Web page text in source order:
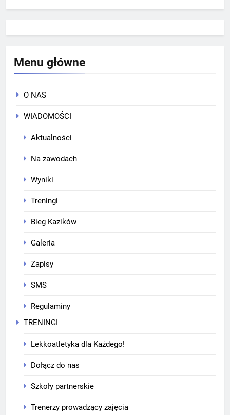
Menu główne
O NAS
WIADOMOŚCI
Aktualności
Na zawodach
Wyniki
Treningi
Bieg Kazików
Galeria
Zapisy
SMS
Regulaminy
TRENINGI
Lekkoatletyka dla Każdego!
Dołącz do nas
Szkoły partnerskie
Trenerzy prowadzący zajęcia